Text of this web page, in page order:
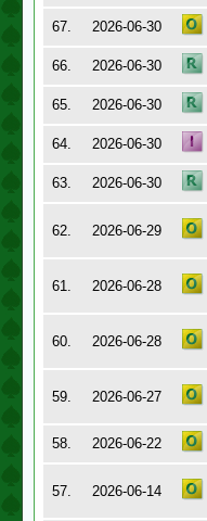
67.
2026-06-30
66.
2026-06-30
65.
2026-06-30
64.
2026-06-30
63.
2026-06-30
62. 2026-06-29
61. 2026-06-28
60. 2026-06-28
59. 2026-06-27
58. 2026-06-22
57. 2026-06-14